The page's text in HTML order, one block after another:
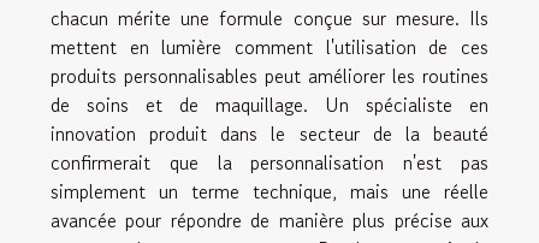
chacun mérite une formule conçue sur mesure. Ils
mettent en lumière comment l'utilisation de ces
produits personnalisables peut améliorer les routines
de soins et de maquillage. Un spécialiste en
innovation produit dans le secteur de la beauté
confirmerait que la personnalisation n'est pas
simplement un terme technique, mais une réelle
avancée pour répondre de manière plus précise aux